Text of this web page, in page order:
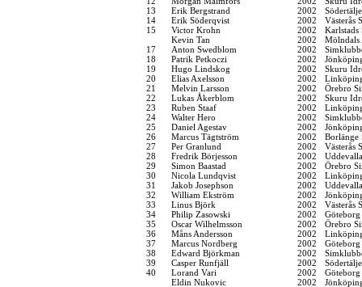
13
Erik Bergstrand 2002
14
Erik Söderqvist 2002
Västerås
15
Victor Krohn 2002
Karlstads
Kevin Tan
2002
Mölndals
17
Anton Swedblom 2002
18
Patrik Petkoczi 2002
19
Hugo Lindskog 2002
Skuru
20
Elias Axelsson 2002
21
Melvin Larsson 2002
Örebro
22
Lukas Åkerblom 2002
Skuru
23
Ruben Staaf 2002
24
Walter Hero 2002
25
Daniel Agestav 2002
26
Marcus Tägtström 2002
Borlänge
27
Per Granlund 2002
Västerås
28
Fredrik Börjesson 2002
29
Simon Baastad 2002
Örebro
30
Nicola Lundqvist 2002
31
Jakob Josephson 2002
32
William Ekström 2002
33
Linus Björk 2002
Västerås
34
Philip Zasowski 2002
Göteborg
35
Oscar Wilhelmsson 2002
Örebro
36
Måns Andersson 2002
37
Marcus Nordberg 2002
Göteborg
38
Edward Björkman 2002
39
Casper Runfjäll 2002
40
Lorand Vari 2002
Göteborg
Eldin Nukovic
2002